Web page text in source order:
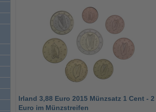
Irland 3,88 Euro 2015 Münzsatz 1 Cent - 2
Euro im Münzstreifen